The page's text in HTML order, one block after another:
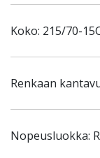
Koko: 215/70-
Renkaan
Nopeusluokka: R